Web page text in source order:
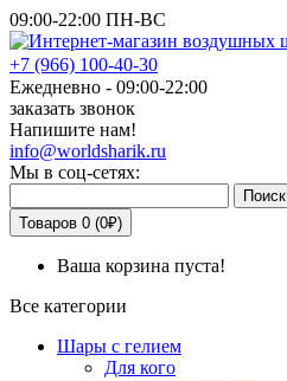
09:00-22:00 ПН-ВС
+7 (966) 100-40-30
Ежедневно - 09:00-22:00
заказать звонок
Напишите нам!
info@worldsharik.ru
Мы в соц-сетях:
Поиск
Товаров 0 (0₽)
Ваша корзина пуста!
Все категории
Шары с гелием
Для кого